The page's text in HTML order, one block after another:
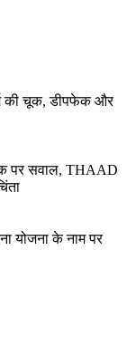
की चूक, डीपफेक और
पर सवाल, THAAD
योजना के नाम पर